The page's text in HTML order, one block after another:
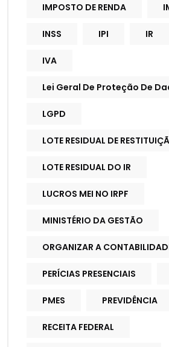
IMPOSTO DE RENDA
INSS IPI IR
IVA
Lei Geral De Proteção De
LGPD
LOTE RESIDUAL DE
LOTE RESIDUAL DO IR
LUCROS MEI NO IRPF
MINISTÉRIO DA GESTÃO
ORGANIZAR A
PERÍCIAS PRESENCIAIS
PMES PREVIDÊNCIA
RECEITA FEDERAL